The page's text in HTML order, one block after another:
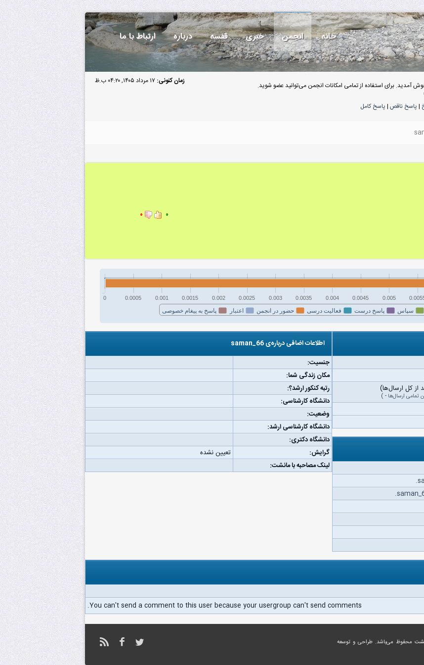
خانه انجمن خبری قفسه درباره ارتباط با ما
زمان کنونی: ۱۷ مرداد ۱۴۰۵, ۰۴:۲۰ ب.ظ
آمدید. برای استفاده از تمامی امکانات انجمن می‌توانید عضو شوید.
| پاسخ ناقص | پاسخ کامل
۰ ۰
سپاس پاسخ درست فعالیت درسی حضور در انجمن اعتبار پاسخ به پیغام خصوصی
0 0.0005 0.001 0.0015 0.002 0.0025 0.003 0.0035 0.004 0.0045 0.005
تمامی ارسال‌ها -
)
اطلاعات اضافی درباره‌ی saman_66
جنسیت:
مکان زندگی شما:
رتبه کنکور ارشد؟:
دانشگاه کارشناسی:
وضعیت:
دانشگاه کارشناسی ارشد:
دانشگاه دکتری:
گرایش:
تعیین نشده
لینک مصاحبه با مانشت:
You can't send a comment to this user because your usergroup can't send comments.
محفوظ می‌باشد. طراحی و توسعه